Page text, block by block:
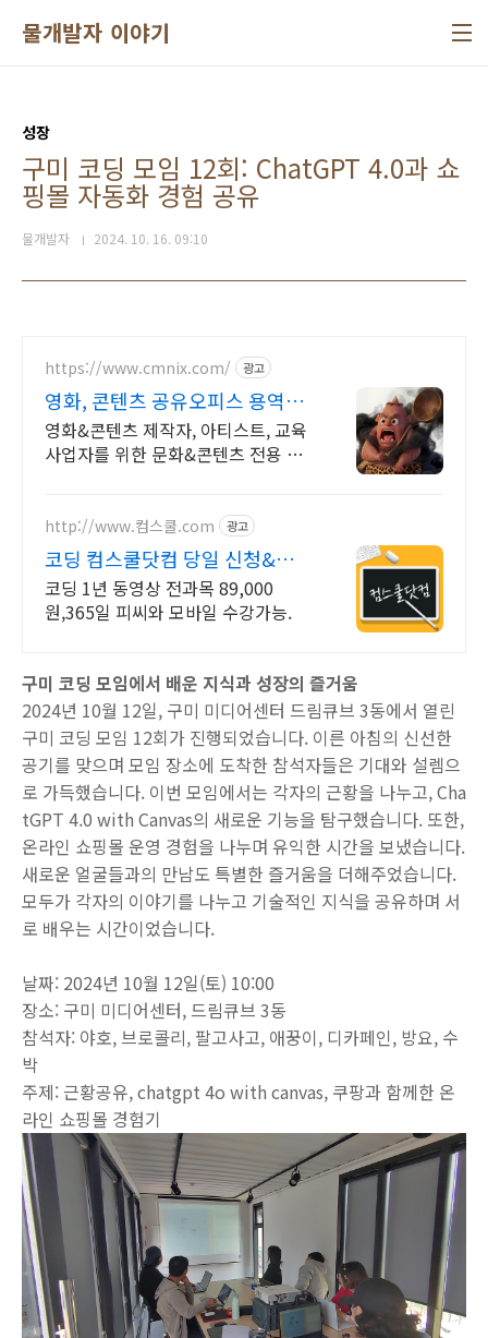
물개발자 이야기
성장
구미 코딩 모임 12회: ChatGPT 4.0과 쇼
핑몰 자동화 경험 공유
물개발자 2024. 10. 16. 09:10
https://www.cmnix.com/ 광고
영화, 콘텐츠 공유오피스 용역사
업,창작활동,교육사업
영화&콘텐츠 제작자, 아티스트, 교육
사업자를 위한 문화&콘텐츠 전용 공
http://www.컴스쿨.com 광고
코딩 컴스쿨닷컴 당일 신청&결제
시 기프티콘!
코딩 1년 동영상 전과목 89,000
원,365일 피씨와 모바일 수강가능.
구미 코딩 모임에서 배운 지식과 성장의 즐거움
2024년 10월 12일, 구미 미디어센터 드림큐브 3동에서 열린
구미 코딩 모임 12회가 진행되었습니다. 이른 아침의 신선한
공기를 맞으며 모임 장소에 도착한 참석자들은 기대와 설렘으
로 가득했습니다. 이번 모임에서는 각자의 근황을 나누고, Cha
tGPT 4.0 with Canvas의 새로운 기능을 탐구했습니다. 또한,
온라인 쇼핑몰 운영 경험을 나누며 유익한 시간을 보냈습니다.
새로운 얼굴들과의 만남도 특별한 즐거움을 더해주었습니다.
모두가 각자의 이야기를 나누고 기술적인 지식을 공유하며 서
로 배우는 시간이었습니다.
날짜: 2024년 10월 12일(토) 10:00
장소: 구미 미디어센터, 드림큐브 3동
참석자: 야호, 브로콜리, 팔고사고, 애꿍이, 디카페인, 방요, 수
박
주제: 근황공유, chatgpt 4o with canvas, 쿠팡과 함께한 온
라인 쇼핑몰 경험기